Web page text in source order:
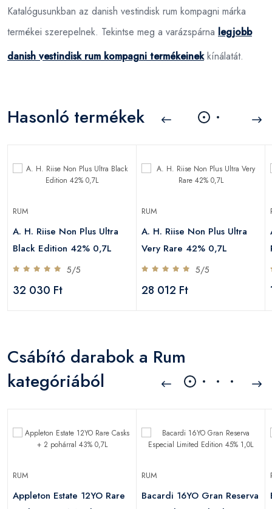
Katalógusunkban az danish vestindisk rum kompagni márka
termékei szerepelnek. Tekintse meg a varázspárna legjobb
danish vestindisk rum kompagni termékeinekkínálatát.
Hasonló termékek
RUM
A. H. Riise Non Plus Ultra
Black Edition 42% 0,7L
5/5
32 030 Ft
RUM
A. H. Riise Non Plus Ultra
Very Rare 42% 0,7L
5/5
28 012 Ft
Csábító darabok a Rum
kategóriából
RUM
Appleton Estate 12YO Rare
RUM
Bacardi 16YO Gran Reserva